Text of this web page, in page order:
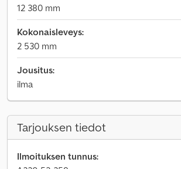
12 380 mm
Kokonaisleveys:
2 530 mm
Jousitus:
ilma
Tarjouksen tiedot
Ilmoituksen tunnus: